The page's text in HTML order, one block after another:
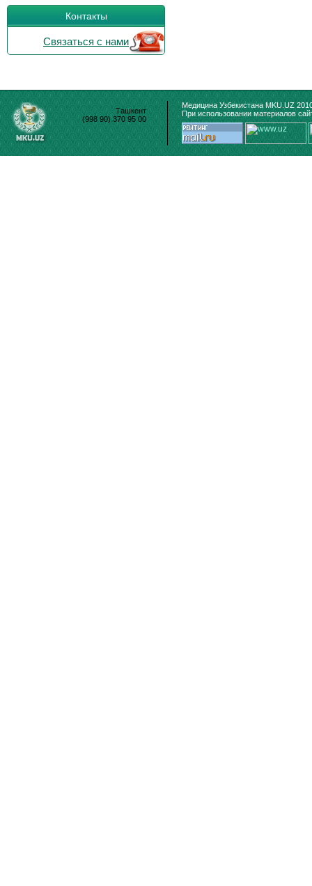
Контакты
Связаться с нами
Ташкент
(998 90) 370 95 00
Медицина Узбекистана MKU.UZ
При использовании материалов